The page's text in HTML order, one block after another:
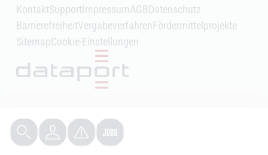
KontaktSupportImpressumAGBDatenschutz
BarrierefreiheitVergabeverfahrenFördermittelprojekte
SitemapCookie-Einstellungen